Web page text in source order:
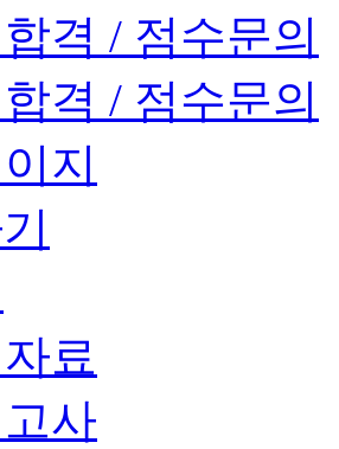
격 / 점수문의
격 / 점수문의
지
료
사